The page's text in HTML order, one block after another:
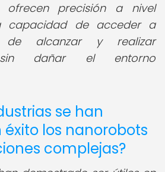
precisión a nivel
capacidad de acceder a
de alcanzar y realizar
sin dañar el entorno
se han
los nanorobots
complejas?